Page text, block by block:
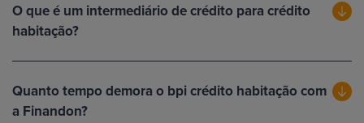
O que é um intermediário de crédito para crédito
habitação?
Quanto tempo demora o bpi crédito habitação com
a Finandon?